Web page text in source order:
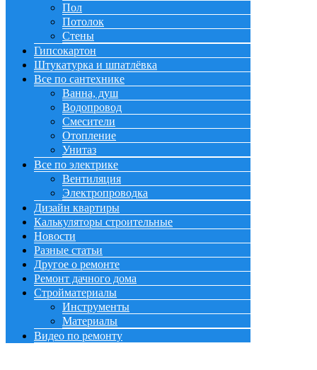
Пол
Потолок
Стены
Гипсокартон
Штукатурка и шпатлёвка
Все по сантехнике
Ванна, душ
Водопровод
Смесители
Отопление
Унитаз
Все по электрике
Вентиляция
Электропроводка
Дизайн квартиры
Калькуляторы строительные
Новости
Разные статьи
Другое о ремонте
Ремонт дачного дома
Стройматериалы
Инструменты
Материалы
Видео по ремонту